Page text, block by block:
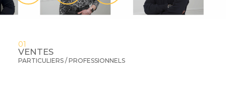
01
VENTES
PARTICULIERS / PROFESSIONNELS